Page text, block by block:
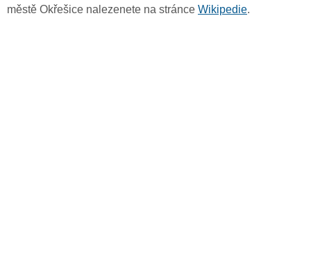
městě Okřešice nalezenete na stránce Wikipedie.